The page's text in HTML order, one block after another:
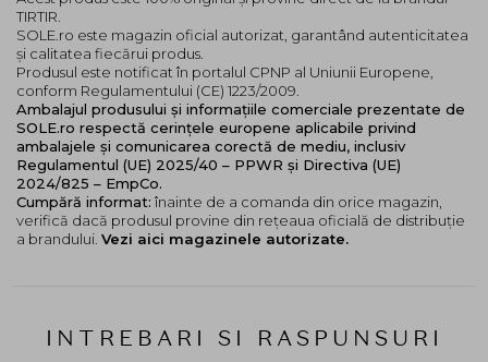
INTREBARI SI RASPUNSURI
TIRTIR.
SOLE.ro este magazin oficial autorizat, garantând autenticitatea
și calitatea fiecărui produs.
Produsul este notificat în portalul CPNP al Uniunii Europene,
conform Regulamentului (CE) 1223/2009.
Ambalajul produsului și informațiile comerciale prezentate de
SOLE.ro respectă cerințele europene aplicabile privind
ambalajele și comunicarea corectă de mediu, inclusiv
Regulamentul (UE) 2025/40 – PPWR și Directiva (UE)
2024/825 – EmpCo.
Cumpără informat: înainte de a comanda din orice magazin,
verifică dacă produsul provine din rețeaua oficială de distribuție
a brandului. Vezi aici magazinele autorizate.